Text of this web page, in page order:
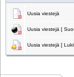
Uusia viestejä
Uusia viestejä [
Uusia viestejä [